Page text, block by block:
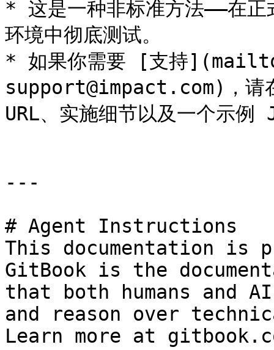
* 这是一种非标准方法——在正
环境中彻底测试。
* 如果你需要 [支持
support@impact.com)，请
URL、实施细节以及一个示例
---
# Agent Instructions
This documentation is
GitBook is the
that both humans and
and reason over
Learn more at